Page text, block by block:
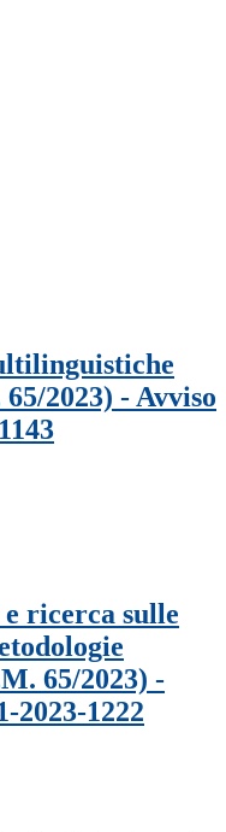
2023) - Avviso
ricerca sulle
65/2023) -
2023-1222